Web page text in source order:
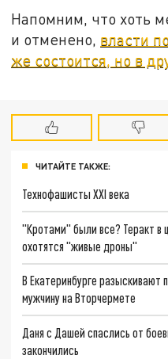
Напомним, что хоть
и отменено, власти
же состоится, но в
ЧИТАЙТЕ ТАКЖЕ:
Технофашисты XXI века
"Кротами" были все? Теракт в
охотятся "живые дроны"
В Екатеринбурге разыскивают
мужчину на Вторчермете
Даня с Дашей спаслись от
закончились